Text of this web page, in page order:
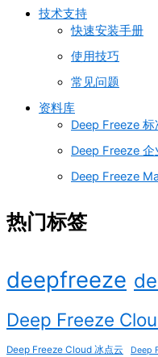
技术支持
快速安装手册
使用技巧
常见问题
资料库
Deep Freeze
Deep Freeze
Deep Freeze
热门标签
deepfreeze
Deep Freeze
Deep Freeze Cloud 冰点云 Deep